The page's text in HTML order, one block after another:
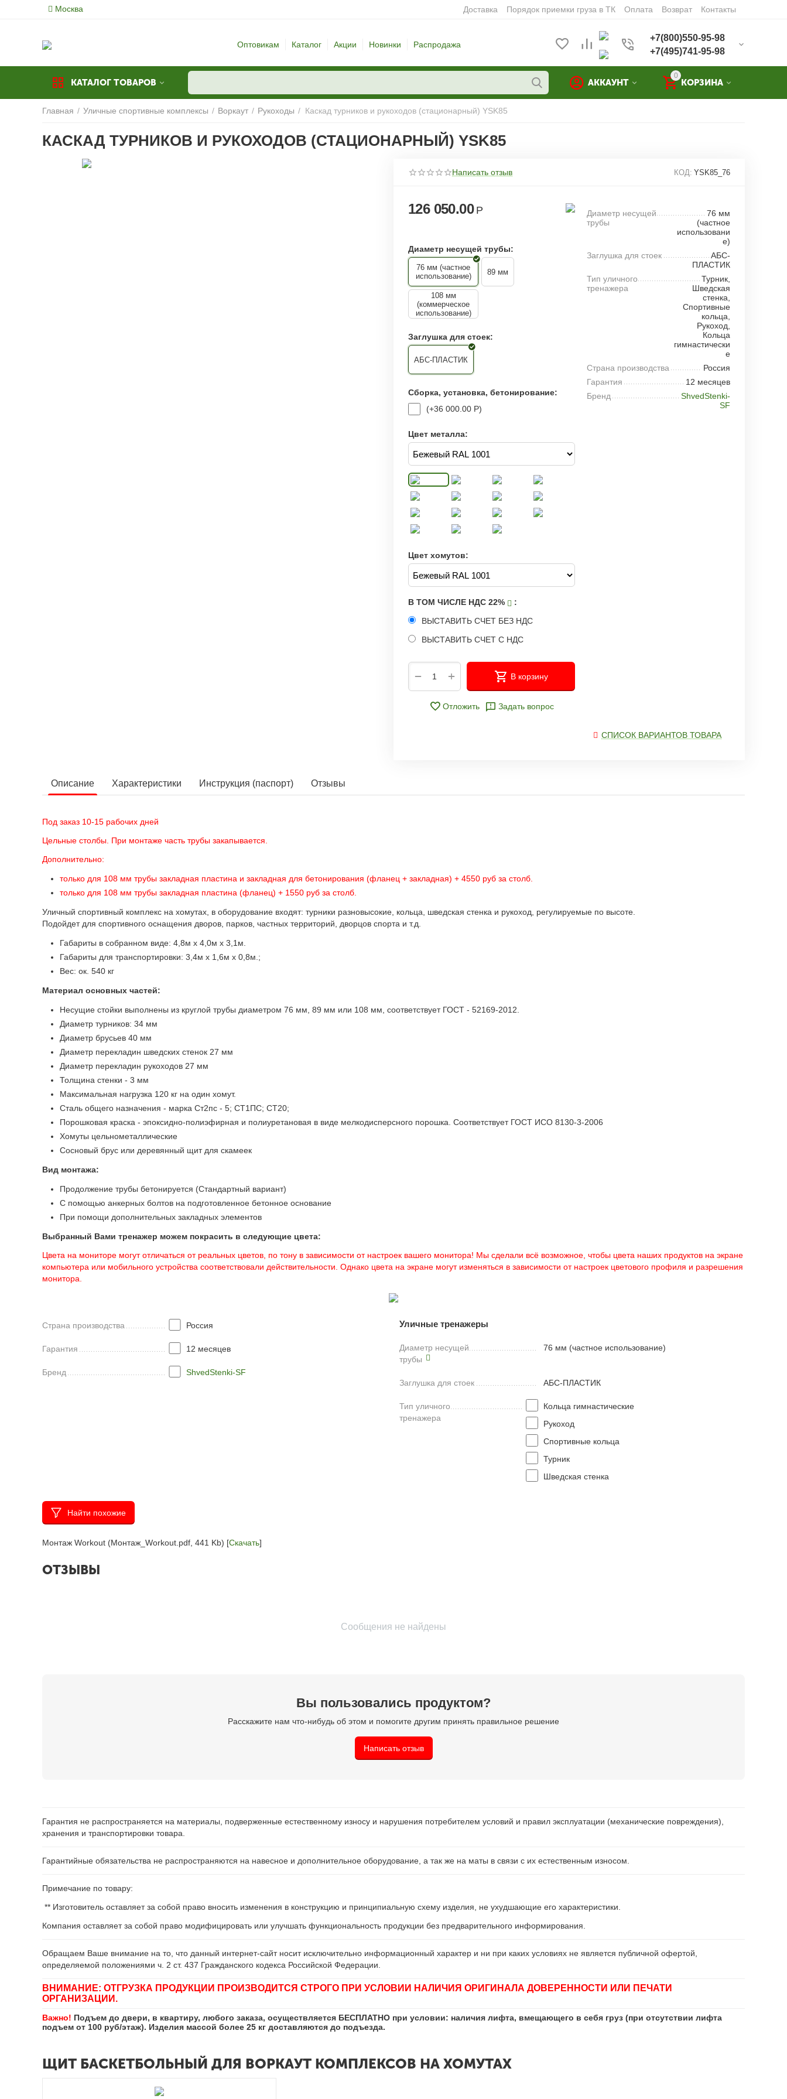
Москва Доставка Порядок приемки груза в ТК Оплата Возврат Контакты
Оптовикам Каталог Акции Новинки Распродажа
+7(800)550-95-98
+7(495)741-95-98
КАТАЛОГ ТОВАРОВ
0
КОРЗИНА
АККАУНТ
Главная / Уличные спортивные комплексы / Воркаут / Рукоходы / Каскад турников и рукоходов (стационарный) YSK85
КАСКАД ТУРНИКОВ И РУКОХОДОВ (СТАЦИОНАРНЫЙ) YSK85
Написать отзыв КОД: YSK85_76
126 050.00 Р
Диаметр несущей трубы:
76 мм (частное
использование)
89 мм
108 мм
(коммерческое
использование)
Заглушка для стоек:
АБС-ПЛАСТИК
Сборка, установка, бетонирование:
(+36 000.00 Р)
Цвет металла:
Цвет хомутов:
В ТОМ ЧИСЛЕ НДС 22%
:
ВЫСТАВИТЬ СЧЕТ БЕЗ НДС
ВЫСТАВИТЬ СЧЕТ С НДС
+
− В корзину
Отложить Задать вопрос
Диаметр несущей
трубы
76 мм
(частное
использовани
е)
Заглушка для стоек
АБС-
ПЛАСТИК
Тип уличного
тренажера
Турник,
Шведская
стенка,
Спортивные
кольца,
Рукоход,
Кольца
гимнастически
е
Страна производства
Россия
Гарантия
12 месяцев
Бренд
ShvedStenki-
SF
СПИСОК ВАРИАНТОВ ТОВАРА
Описание Характеристики Инструкция (паспорт) Отзывы
Под заказ 10-15 рабочих дней
Цельные столбы. При монтаже часть трубы закапывается.
Дополнительно:
только для 108 мм трубы закладная пластина и закладная для бетонирования (фланец + закладная) + 4550 руб за столб.
только для 108 мм трубы закладная пластина (фланец) + 1550 руб за столб.
Уличный спортивный комплекс на хомутах, в оборудование входят: турники разновысокие, кольца, шведская стенка и рукоход, регулируемые по высоте.
Подойдет для спортивного оснащения дворов, парков, частных территорий, дворцов спорта и т.д.
Габариты в собранном виде: 4,8м х 4,0м х 3,1м.
Габариты для транспортировки: 3,4м х 1,6м х 0,8м.;
Вес: ок. 540 кг
Материал основных частей:
Несущие стойки выполнены из круглой трубы диаметром 76 мм, 89 мм или 108 мм, соответствует ГОСТ - 52169-2012.
Диаметр турников: 34 мм
Диаметр брусьев 40 мм
Диаметр перекладин шведских стенок 27 мм
Диаметр перекладин рукоходов 27 мм
Толщина стенки - 3 мм
Максимальная нагрузка 120 кг на один хомут.
Сталь общего назначения - марка Ст2пс - 5; СТ1ПС; СТ20;
Порошковая краска - эпоксидно-полиэфирная и полиуретановая в виде мелкодисперсного порошка. Соответствует ГОСТ ИСО 8130-3-2006
Хомуты цельнометаллические
Сосновый брус или деревянный щит для скамеек
Вид монтажа:
Продолжение трубы бетонируется (Стандартный вариант)
С помощью анкерных болтов на подготовленное бетонное основание
При помощи дополнительных закладных элементов
Выбранный Вами тренажер можем покрасить в следующие цвета:
Цвета на мониторе могут отличаться от реальных цветов, по тону в зависимости от настроек вашего монитора! Мы сделали всё возможное, чтобы цвета наших продуктов на экране
компьютера или мобильного устройства соответствовали действительности. Однако цвета на экране могут изменяться в зависимости от настроек цветового профиля и разрешения
монитора.
Страна производства Россия
Гарантия 12 месяцев
Бренд ShvedStenki-SF
Уличные тренажеры
Диаметр несущей
трубы
76 мм (частное использование)
Заглушка для стоек АБС-ПЛАСТИК
Тип уличного
тренажера
Кольца гимнастические
Рукоход
Спортивные кольца
Турник
Шведская стенка
Найти похожие
Монтаж Workout (Монтаж_Workout.pdf, 441 Kb) [Скачать]
ОТЗЫВЫ
Сообщения не найдены
Вы пользовались продуктом?
Расскажите нам что-нибудь об этом и помогите другим принять правильное решение
Написать отзыв
Гарантия не распространяется на материалы, подверженные естественному износу и нарушения потребителем условий и правил эксплуатации (механические повреждения),
хранения и транспортировки товара.
Гарантийные обязательства не распространяются на навесное и дополнительное оборудование, а так же на маты в связи с их естественным износом.
Примечание по товару:
** Изготовитель оставляет за собой право вносить изменения в конструкцию и принципиальную схему изделия, не ухудшающие его характеристики.
Компания оставляет за собой право модифицировать или улучшать функциональность продукции без предварительного информирования.
Обращаем Ваше внимание на то, что данный интернет-сайт носит исключительно информационный характер и ни при каких условиях не является публичной офертой,
определяемой положениями ч. 2 ст. 437 Гражданского кодекса Российской Федерации.
ВНИМАНИЕ: ОТГРУЗКА ПРОДУКЦИИ ПРОИЗВОДИТСЯ СТРОГО ПРИ УСЛОВИИ НАЛИЧИЯ ОРИГИНАЛА ДОВЕРЕННОСТИ ИЛИ ПЕЧАТИ
ОРГАНИЗАЦИИ.
Важно! Подъем до двери, в квартиру, любого заказа, осуществляется БЕСПЛАТНО при условии: наличия лифта, вмещающего в себя груз (при отсутствии лифта
подъем от 100 руб/этаж). Изделия массой более 25 кг доставляются до подъезда.
ЩИТ БАСКЕТБОЛЬНЫЙ ДЛЯ ВОРКАУТ КОМПЛЕКСОВ НА ХОМУТАХ